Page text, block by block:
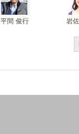
平間 俊行 岩